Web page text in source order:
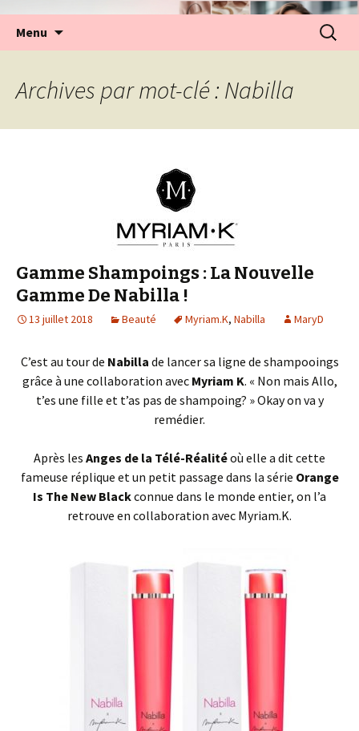
Menu
Archives par mot-clé : Nabilla
Gamme Shampoings : La Nouvelle
Gamme De Nabilla !
13 juillet 2018 Beauté Myriam.K, Nabilla MaryD
C’est au tour de Nabilla de lancer sa ligne de shampooings
grâce à une collaboration avec Myriam K. « Non mais Allo,
t’es une fille et t’as pas de shampoing? » Okay on va y
remédier.
Après les Anges de la Télé-Réalitéoù elle a dit cette
fameuse réplique et un petit passage dans la série Orange
Is The New Blackconnue dans le monde entier, on l’a
retrouve en collaboration avec Myriam.K.